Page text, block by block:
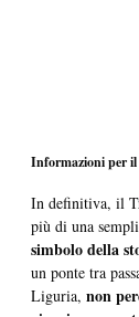
Informazioni per il
In definitiva, il
più di una
simbolo della
un ponte tra
Liguria, non